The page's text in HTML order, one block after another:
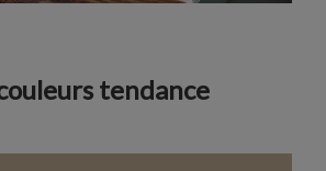
tendance